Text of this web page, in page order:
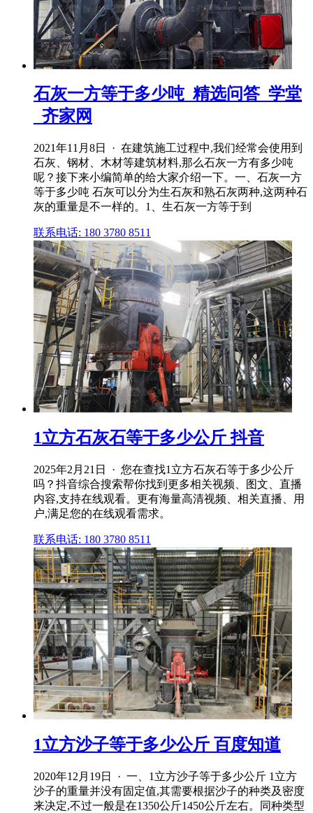
石灰一方等于多少吨_精选问答_学堂
_齐家网
2021年11月8日 · 在建筑施工过程中,我们经常会使用到
石灰、钢材、木材等建筑材料,那么石灰一方有多少吨
呢？接下来小编简单的给大家介绍一下。一、石灰一方
等于多少吨 石灰可以分为生石灰和熟石灰两种,这两种石
灰的重量是不一样的。1、生石灰一方等于到
联系电话: 180 3780 8511
1立方石灰石等于多少公斤 抖音
2025年2月21日 · 您在查找1立方石灰石等于多少公斤
吗？抖音综合搜索帮你找到更多相关视频、图文、直播
内容,支持在线观看。更有海量高清视频、相关直播、用
户,满足您的在线观看需求。
联系电话: 180 3780 8511
1立方沙子等于多少公斤 百度知道
2020年12月19日 · 一、1立方沙子等于多少公斤 1立方
沙子的重量并没有固定值,其需要根据沙子的种类及密度
来决定,不过一般是在1350公斤1450公斤左右。同种类型